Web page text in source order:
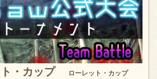
・カップ ローレット・カップ